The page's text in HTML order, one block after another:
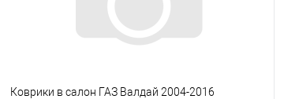
Коврики в салон ГАЗ Валдай 2004-2016